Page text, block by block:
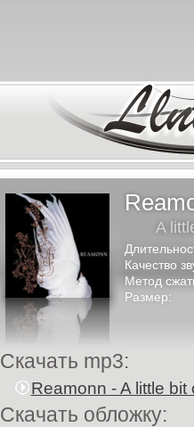
A
Качество
Метод
Размер:
Скачать mp3:
Reamonn - A little
Скачать обложку: